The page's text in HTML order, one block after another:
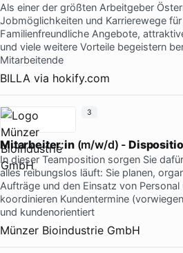
Als einer der größten Arbeitgeber
Jobmöglichkeiten und Karrierewege
Familienfreundliche Angebote,
und viele weitere Vorteile begeistern
Mitarbeitende
BILLA via hokify.com
Mitarbeiter:in(m/w/d) -
In dieser Teamposition sorgen Sie
alles reibungslos läuft: Sie planen,
Aufträge und den Einsatz von
koordinieren Kundentermine
und kundenorientiert
Münzer Bioindustrie GmbH
3